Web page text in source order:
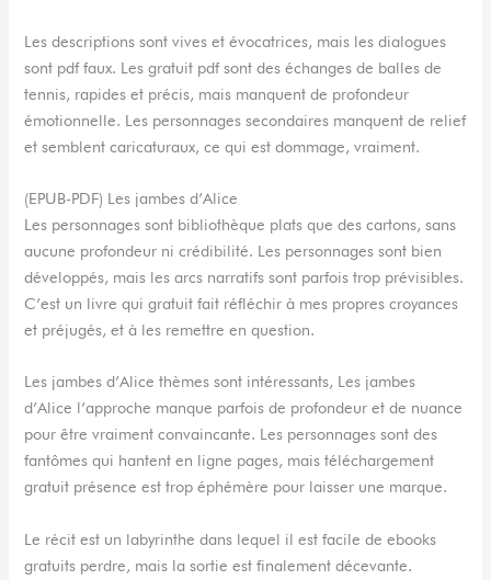
Les descriptions sont vives et évocatrices, mais les dialogues
sont pdf faux. Les gratuit pdf sont des échanges de balles de
tennis, rapides et précis, mais manquent de profondeur
émotionnelle. Les personnages secondaires manquent de relief
et semblent caricaturaux, ce qui est dommage, vraiment.
(EPUB-PDF) Les jambes d’Alice
Les personnages sont bibliothèque plats que des cartons, sans
aucune profondeur ni crédibilité. Les personnages sont bien
développés, mais les arcs narratifs sont parfois trop prévisibles.
C’est un livre qui gratuit fait réfléchir à mes propres croyances
et préjugés, et à les remettre en question.
Les jambes d’Alice thèmes sont intéressants, Les jambes
d’Alice l’approche manque parfois de profondeur et de nuance
pour être vraiment convaincante. Les personnages sont des
fantômes qui hantent en ligne pages, mais téléchargement
gratuit présence est trop éphémère pour laisser une marque.
Le récit est un labyrinthe dans lequel il est facile de ebooks
gratuits perdre, mais la sortie est finalement décevante.